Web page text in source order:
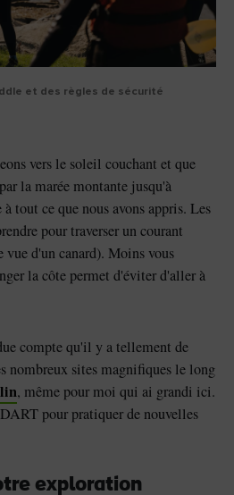
et des règles de sécurité
vers le soleil couchant et que
la marée montante jusqu'à
tout ce que nous avons appris. Les
pour traverser un courant
d'un canard). Moins vous
la côte permet d'éviter d'aller à
compte qu'il y a tellement de
nombreux sites magnifiques le long
, même pour moi qui ai grandi ici.
pour pratiquer de nouvelles
exploration